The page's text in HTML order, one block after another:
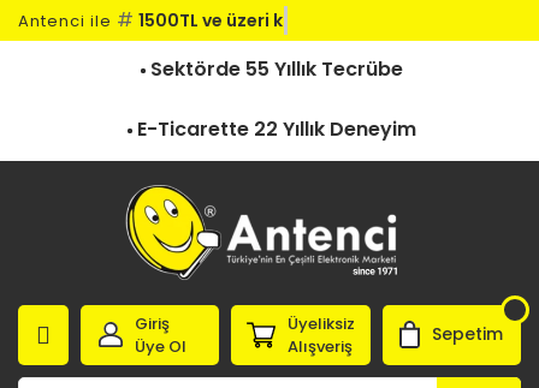
Antenci ile # 1500TL ve üzeri kar
Sektörde 55 Yıllık Tecrübe
E-Ticarette 22 Yıllık Deneyim
Giriş
Üye Ol
Üyeliksiz
Alışveriş
Sepetim